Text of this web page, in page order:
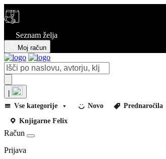
Seznam želja
Moj račun
Products
search
|
Vse kategorije
Novo Prednaročila
Knjigarne Felix
Račun
Prijava